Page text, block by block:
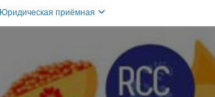
Юридическая приёмная